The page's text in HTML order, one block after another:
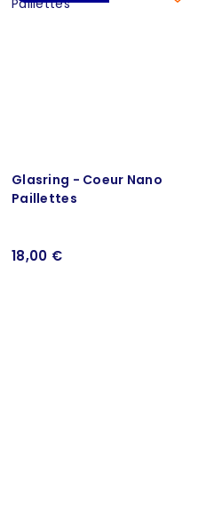
Glasring - Coeur Nano
Paillettes
18,00 €